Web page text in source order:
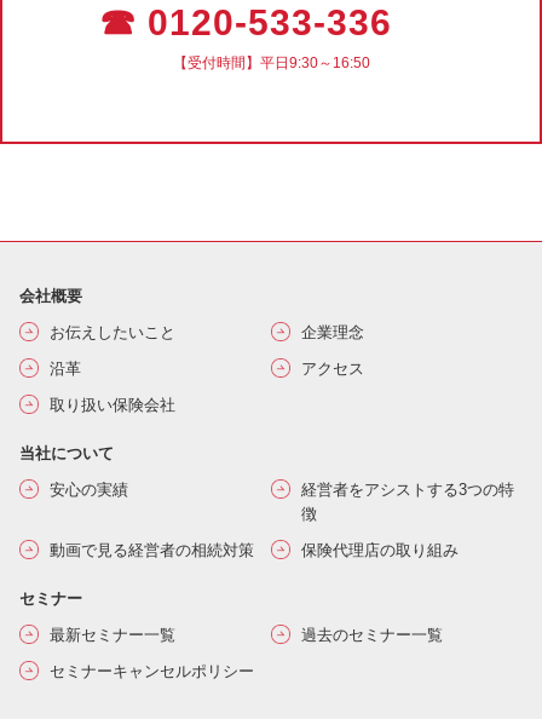
☎ 0120-533-336
【受付時間】平日9:30～16:50
会社概要
お伝えしたいこと
企業理念
沿革
アクセス
取り扱い保険会社
当社について
安心の実績
経営者をアシストする3つの特
徴
動画で見る経営者の相続対策
保険代理店の取り組み
セミナー
最新セミナー一覧
過去のセミナー一覧
セミナーキャンセルポリシー